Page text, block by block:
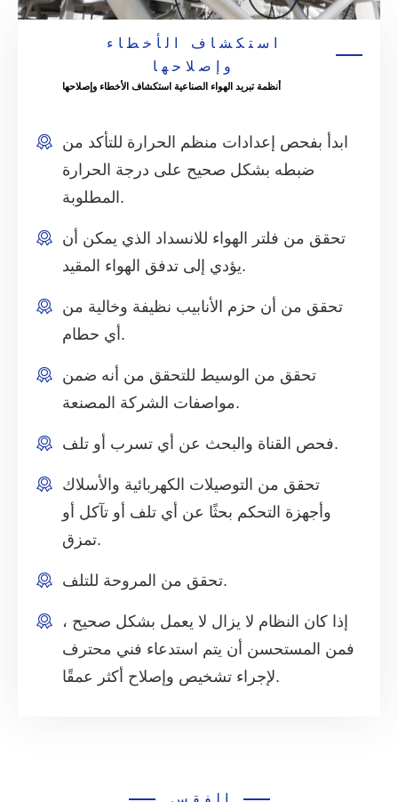
استكشاف الأخطاء
وإصلاحها
أنظمة تبريد الهواء الصناعية استكشاف الأخطاء وإصلاحها
ابدأ بفحص إعدادات منظم الحرارة للتأكد من
ضبطه بشكل صحيح على درجة الحرارة
المطلوبة.
تحقق من فلتر الهواء للانسداد الذي يمكن أن
يؤدي إلى تدفق الهواء المقيد.
تحقق من أن حزم الأنابيب نظيفة وخالية من
أي حطام.
تحقق من الوسيط للتحقق من أنه ضمن
مواصفات الشركة المصنعة.
فحص القناة والبحث عن أي تسرب أو تلف.
تحقق من التوصيلات الكهربائية والأسلاك
وأجهزة التحكم بحثًا عن أي تلف أو تآكل أو
تمزق.
تحقق من المروحة للتلف.
إذا كان النظام لا يزال لا يعمل بشكل صحيح ،
فمن المستحسن أن يتم استدعاء فني محترف
لإجراء تشخيص وإصلاح أكثر عمقًا.